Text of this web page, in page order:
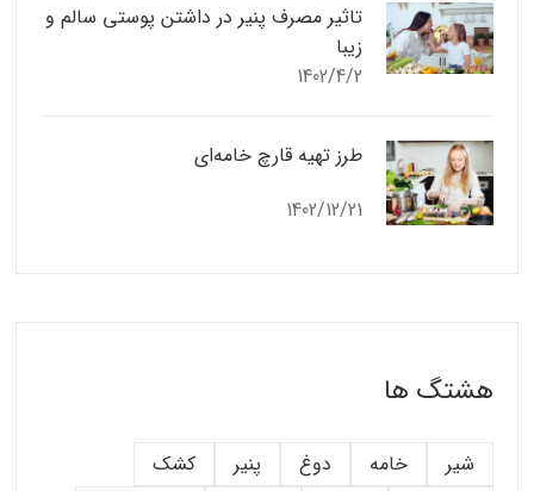
تاثیر مصرف پنیر در داشتن پوستی سالم و
زیبا
1402/4/2
طرز تهیه قارچ خامه‌ای
1402/12/21
هشتگ ها
شیر خامه دوغ پنیر
کشک